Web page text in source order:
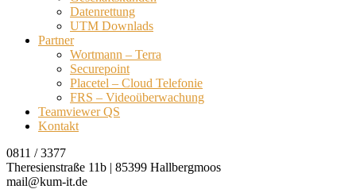
Datenrettung
UTM Downlads
Partner
Wortmann – Terra
Securepoint
Placetel – Cloud Telefonie
FRS – Videoüberwachung
Teamviewer QS
Kontakt
0811 / 3377
Theresienstraße 11b | 85399 Hallbergmoos
mail@kum-it.de